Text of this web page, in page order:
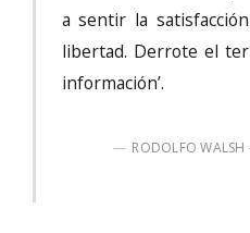
a sentir la
libertad. Derrote el
información’.
RODOLFO WALSH